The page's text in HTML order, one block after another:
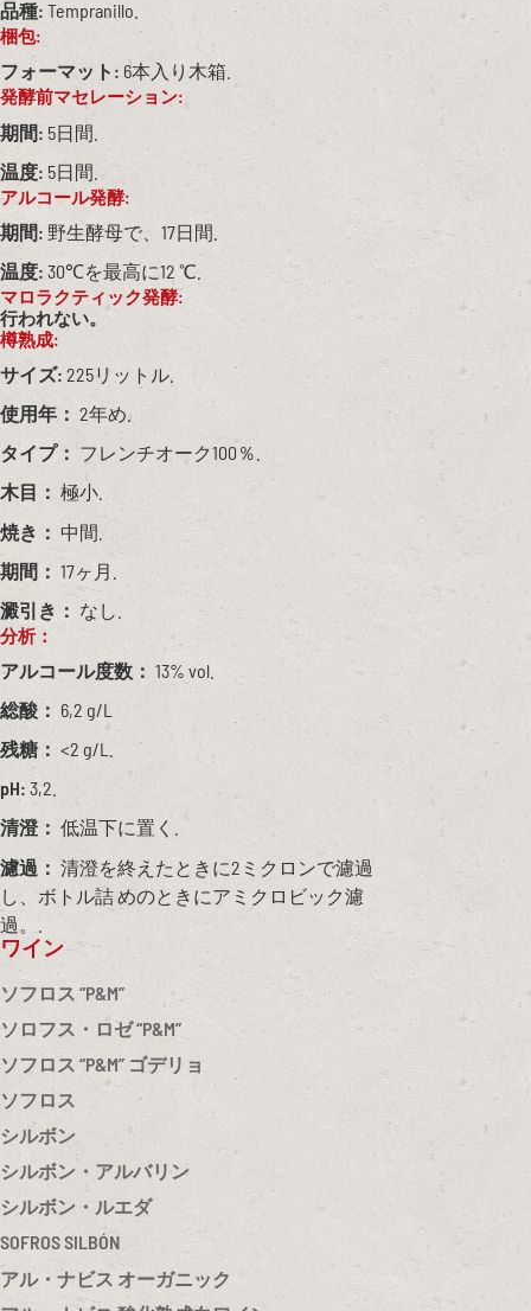
ワイン
ソフロス “P&M”
ソロフス・ロゼ “P&M”
ソフロス “P&M” ゴデリョ
ソフロス
シルボン
シルボン・アルバリン
シルボン・ルエダ
SOFROS SILBÓN
アル・ナビス オーガニック
品種: Tempranillo.
梱包:
フォーマット: 6本入り木箱.
発酵前マセレーション:
期間: 5日間.
温度: 5日間.
アルコール発酵:
期間: 野生酵母で、17日間.
温度: 30℃を最高に12 ℃.
マロラクティック発酵:
行われない。
樽熟成:
サイズ: 225リットル.
使用年： 2年め.
タイプ： フレンチオーク100％.
木目： 極小.
焼き： 中間.
期間： 17ヶ月.
澱引き： なし.
分析：
アルコール度数： 13% vol.
総酸： 6,2 g/L
残糖： <2 g/L.
pH: 3,2.
清澄： 低温下に置く.
濾過： 清澄を終えたときに2ミクロンで濾過
し、ボトル詰 めのときにアミクロビック濾
過。.